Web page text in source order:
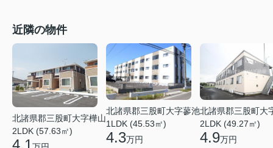
近隣の物件
北諸県郡三股町大字樺山
2LDK (57.63㎡)
4.1
北諸県郡三股町大字蓼池
1LDK (45.53㎡)
4.3万円
北諸県郡三股町大
2LDK (49.27㎡)
4.9万円